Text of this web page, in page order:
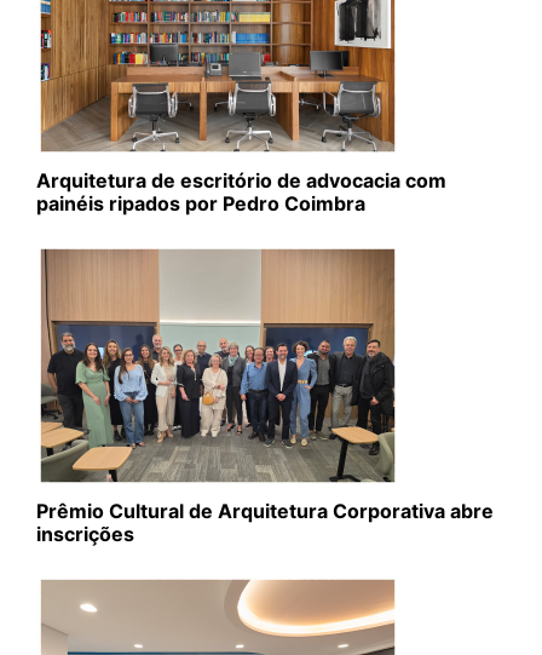
Arquitetura de escritório de advocacia com
painéis ripados por Pedro Coimbra
Prêmio Cultural de Arquitetura Corporativa abre
inscrições